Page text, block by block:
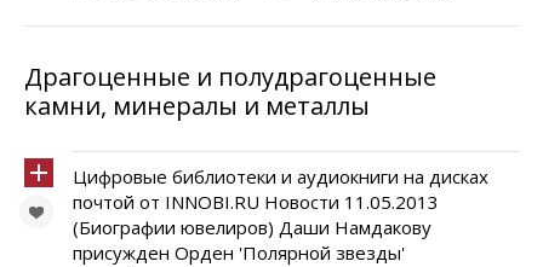
Драгоценные и полудрагоценные
камни, минералы и металлы
Цифровые библиотеки и аудиокниги на дисках
почтой от INNOBI.RU Новости 11.05.2013
(Биографии ювелиров) Даши Намдакову
присужден Орден 'Полярной звезды'